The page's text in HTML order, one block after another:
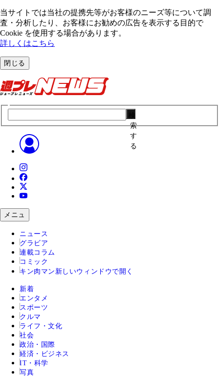
当サイトでは当社の提携先等がお客様のニーズ等について調
査・分析したり、お客様にお勧めの広告を表⽰する⽬的で
Cookie を使⽤する場合があります。
詳しくはこちら
閉じる
索
す
る
メニュ
ニュース
グラビア
連載コラム
コミック
キン肉マン 新しいウィンドウで開く
新着
エンタメ
スポーツ
クルマ
ライフ・文化
社会
政治・国際
経済・ビジネス
IT・科学
写真